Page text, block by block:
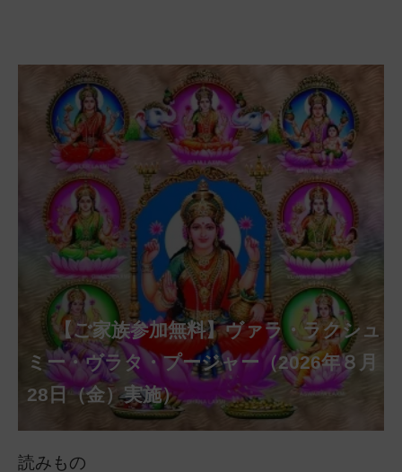
【ご家族参加無料】アーディ・アマー
ヴァシャー・プージャー（2026年８月12
日（水）実施）
【ご家族参加無料】ラクシュミー・ク
ベーラ・マンスリー・プージャー（2026
年８月12日（水）実施）
【ご家族参加無料】ナーガ・パンチャ
ミー・プージャー（2026年８月17日
（月）実施）
【ご家族参加無料】ヴァラ・ラクシュ
ミー・ヴラタ・プージャー（2026年８月
28日（金）実施）
【ご家族参加無料】サンカタハラ・チ
ャトゥルティー・プージャー（2026年８
月31日（月）実施）
【ご家族参加無料】クリシュナ・ジャヤ
ンティー・プージャー（2026年９月４日
（金）実施）
【ご家族参加無料】ガネーシャ・チャ
トゥルティー・プージャー（2026年９月
14日（月）実施）
【ご家族参加無料】マハーラクシュミ
ー・ヴラタ・プージャー（2026年９月19
日（土）実施）
【ご家族参加無料】マハーラヤー・ア
マーヴァシャー・プージャー（2026年10
月10日（土）実施）
第220回グループ・ホーマ（ナーガ・
パンチャミー、2026年８月17日（月）実
施）
第221回グループ・ホーマ（ガーヤト
リー・ジャヤンティー、2026年８月28日
（金）実施）
アンナダーナ・プロジェクト（食事の奉
仕）
ポストコロナ福祉活動支援募金
読みもの